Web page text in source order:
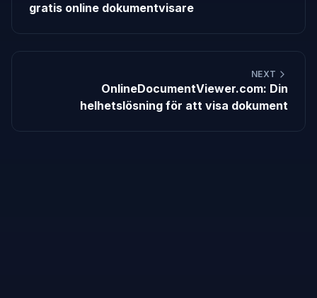
gratis online dokumentvisare
NEXT
OnlineDocumentViewer.com: Din
helhetslösning för att visa dokument